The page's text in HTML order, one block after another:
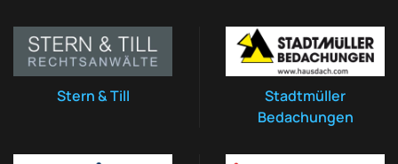
Stern & Till
Stadtmüller
Bedachungen